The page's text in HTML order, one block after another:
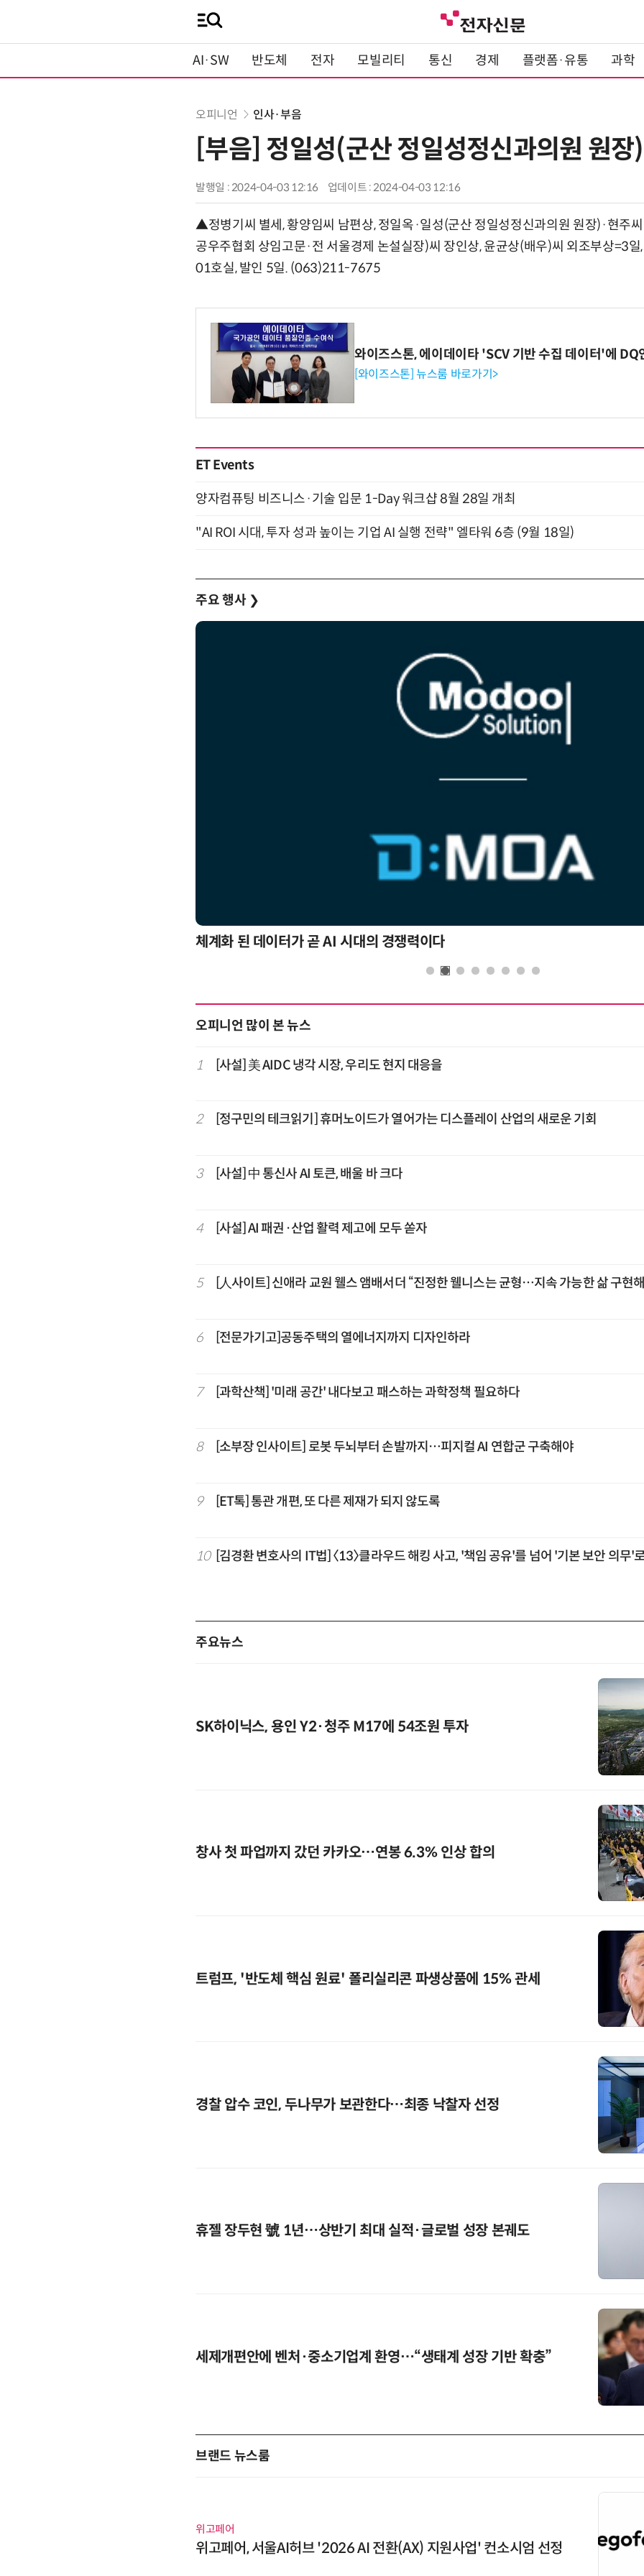
AI·SW 반도체 전자 모빌리티 통신 경제 플랫폼·유통 과학
오피니언 인사·부음
[부음] 정일성(군산 정일성정신과의원 원장
발행일 : 2024-04-03 12:16 업데이트 : 2024-04-03 12:16
▲정병기씨 별세, 황양임씨 남편상, 정일옥·일성(군산 정일성정신과의원 원장)·현주
공우주협회 상임고문·전 서울경제 논설실장)씨 장인상, 윤균상(배우)씨 외조부상=3
01호실, 발인 5일. (063)211-7675
와이즈스톤, 에이데이타 'SCV 기반 수집 데이터'에 DQ
[와이즈스톤] 뉴스룸 바로가기>
ET Events
양자컴퓨팅 비즈니스·기술 입문 1-Day 워크샵 8월 28일 개최
"AI ROI 시대, 투자 성과 높이는 기업 AI 실행 전략" 엘타워 6층 (9월 18일)
주요 행사 ❯
체계화 된 데이터가 곧 AI 시대의 경쟁력이다
오피니언 많이 본 뉴스
1 [사설] 美 AIDC 냉각 시장, 우리도 현지 대응을
2 [정구민의 테크읽기] 휴머노이드가 열어가는 디스플레이 산업의 새로운 기회
3 [사설] 中 통신사 AI 토큰, 배울 바 크다
4 [사설] AI 패권·산업 활력 제고에 모두 쏟자
5 [人사이트] 신애라 교원 웰스 앰배서더 “진정한 웰니스는 균형…지속 가능한 삶 구현
6 [전문가기고]공동주택의 열에너지까지 디자인하라
7 [과학산책] '미래 공간' 내다보고 패스하는 과학정책 필요하다
8 [소부장 인사이트] 로봇 두뇌부터 손발까지…피지컬 AI 연합군 구축해야
9 [ET톡] 통관 개편, 또 다른 제재가 되지 않도록
10 [김경환 변호사의 IT법] 〈13〉클라우드 해킹 사고, '책임 공유'를 넘어 '기본 보안 의무'
주요뉴스
SK하이닉스, 용인 Y2·청주 M17에 54조원 투자
창사 첫 파업까지 갔던 카카오…연봉 6.3% 인상 합의
트럼프, '반도체 핵심 원료' 폴리실리콘 파생상품에 15% 관세
경찰 압수 코인, 두나무가 보관한다…최종 낙찰자 선정
휴젤 장두현 號 1년…상반기 최대 실적·글로벌 성장 본궤도
세제개편안에 벤처·중소기업계 환영…“생태계 성장 기반 확충”
브랜드 뉴스룸
위고페어
위고페어, 서울AI허브 '2026 AI 전환(AX) 지원사업' 컨소시엄 선정